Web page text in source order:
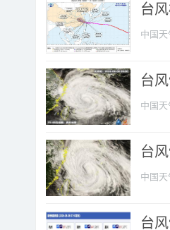
台
中国天
台
中国天
台
中国天
台